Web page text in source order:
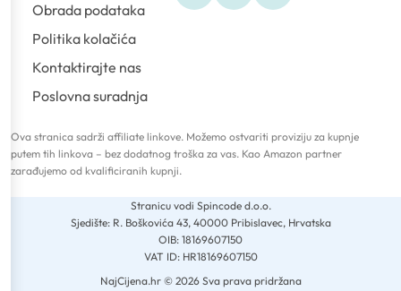
Obrada podataka
Politika kolačića
Kontaktirajte nas
Poslovna suradnja
Ova stranica sadrži affiliate linkove. Možemo ostvariti proviziju za kupnje
putem tih linkova – bez dodatnog troška za vas. Kao Amazon partner
zarađujemo od kvalificiranih kupnji.
Stranicu vodi Spincode d.o.o.
Sjedište: R. Boškovića 43, 40000 Pribislavec, Hrvatska
OIB: 18169607150
VAT ID: HR18169607150
NajCijena.hr © 2026 Sva prava pridržana